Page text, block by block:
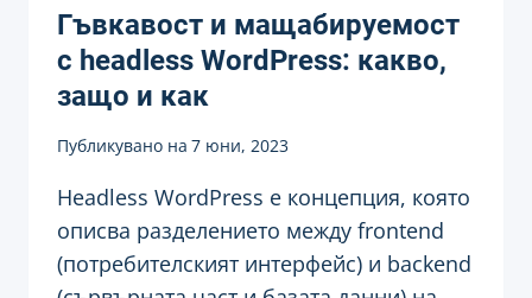
Гъвкавост и мащабируемост
с headless WordPress: какво,
защо и как
Публикувано на 7 юни, 2023
Headless WordPress е концепция, която
описва разделението между frontend
(потребителският интерфейс) и backend